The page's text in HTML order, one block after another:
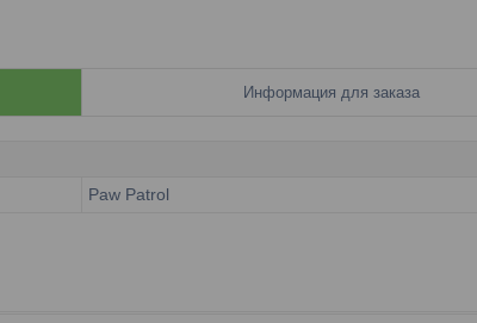
Информация для заказа
Paw Patrol